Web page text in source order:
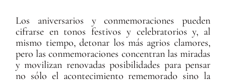
Los aniversarios y conmemoraciones pueden
cifrarse en tonos festivos y celebratorios y, al
mismo tiempo, detonar los más agrios clamores,
pero las conmemoraciones concentran las miradas
y movilizan renovadas posibilidades para pensar
no sólo el acontecimiento rememorado sino la